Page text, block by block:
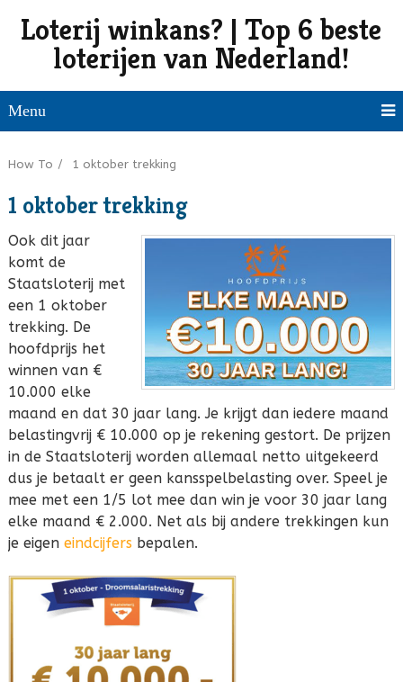
Loterij winkans? | Top 6 beste
loterijen van Nederland!
Menu
How To / 1 oktober trekking
1 oktober trekking
Ook dit jaar
komt de
Staatsloterij met
een 1 oktober
trekking. De
hoofdprijs het
winnen van €
10.000 elke
maand en dat 30 jaar lang. Je krijgt dan iedere maand
belastingvrij € 10.000 op je rekening gestort. De prijzen
in de Staatsloterij worden allemaal netto uitgekeerd
dus je betaalt er geen kansspelbelasting over. Speel je
mee met een 1/5 lot mee dan win je voor 30 jaar lang
elke maand € 2.000. Net als bij andere trekkingen kun
je eigen eindcijfers bepalen.